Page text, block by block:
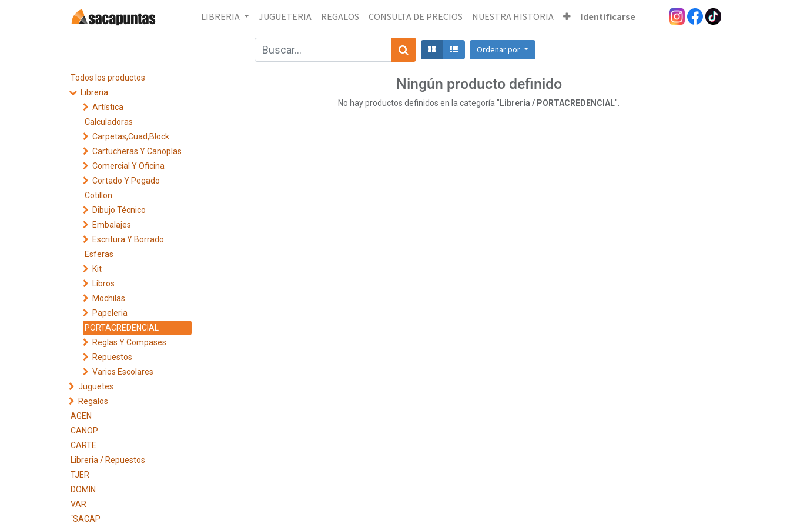
LIBRERIA JUGUETERIA REGALOS CONSULTA DE PRECIOS NUESTRA HISTORIA Identificarse
Ordenar por
Todos los productos
Libreria
Artística
Calculadoras
Carpetas,Cuad,Block
Cartucheras Y Canoplas
Comercial Y Oficina
Cortado Y Pegado
Cotillon
Dibujo Técnico
Embalajes
Escritura Y Borrado
Esferas
Kit
Libros
Mochilas
Papeleria
PORTACREDENCIAL
Reglas Y Compases
Repuestos
Varios Escolares
Juguetes
Regalos
AGEN
CANOP
CARTE
Libreria / Repuestos
TJER
DOMIN
VAR
´SACAP
Ningún producto definido
No hay productos definidos en la categoría " Libreria / PORTACREDENCIAL".